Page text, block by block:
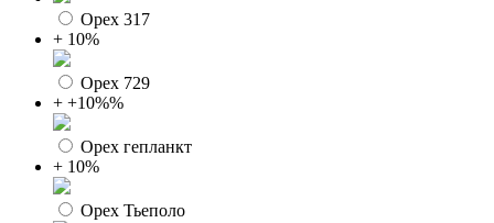
Орех 317
+ 10%
Орех 729
+ +10%%
Орех гепланкт
+ 10%
Орех Тьеполо